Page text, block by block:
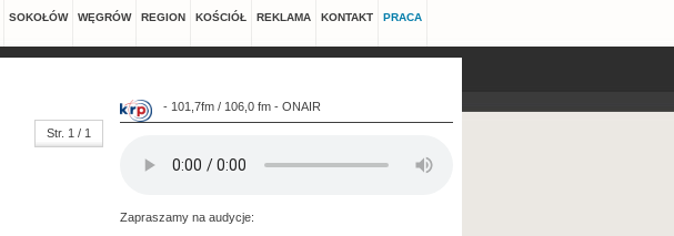
SOKOŁÓW WĘGRÓW REGION KOŚCIÓŁ REKLAMA KONTAKT PRACA
Str. 1 / 1
- 101,7fm / 106,0 fm - ONAIR
Zapraszamy na audycje: